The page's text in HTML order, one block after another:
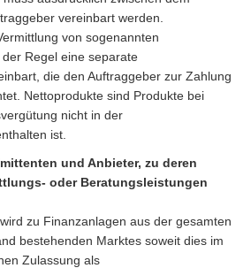
vereinbart werden.
von sogenannten
Regel eine separate
die den Auftraggeber zur Zahlung
Nettoprodukte sind Produkte bei
nicht in der
ist.
und Anbieter, zu deren
oder Beratungsleistungen
zu Finanzanlagen aus der gesamten
bestehenden Marktes soweit dies im
Zulassung als